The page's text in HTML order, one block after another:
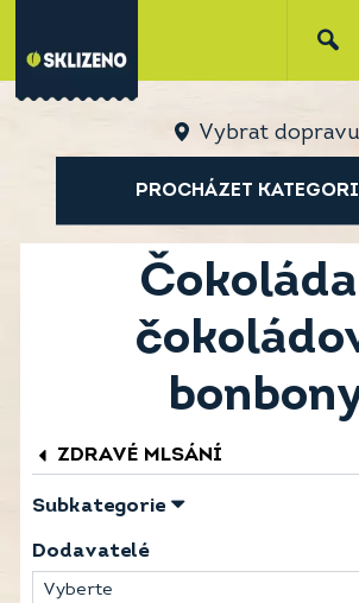
Vybrat dopravu
PROCHÁZET
ZDRAVÉ MLSÁNÍ
Subkategorie
Dodavatelé
Vyberte